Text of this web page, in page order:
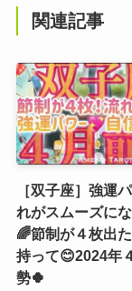
関連記事
［双子座］強運
れがスムーズに
🌈節制が４枚出
持って😊2024年
勢🍀